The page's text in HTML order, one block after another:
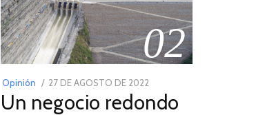
02
Opinión
POSTED
ON
27 DE AGOSTO DE 2022
DE
Un negocio redondo